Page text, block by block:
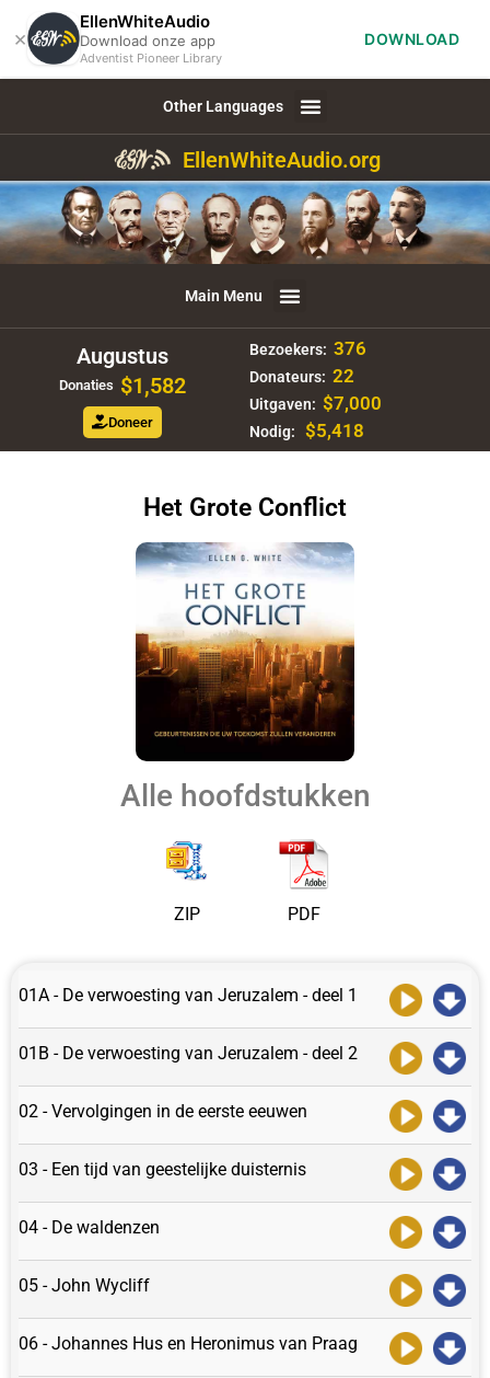
×
EllenWhiteAudio
Download onze app
Adventist Pioneer Library
DOWNLOAD
Other Languages
EllenWhiteAudio.org
Main Menu
Augustus
Donaties $1,582
Doneer
Bezoekers: 376
Donateurs: 22
Uitgaven: $7,000
Nodig: $5,418
Het Grote Conflict
Alle hoofdstukken
ZIP PDF
01A - De verwoesting van Jeruzalem - deel 1
01B - De verwoesting van Jeruzalem - deel 2
02 - Vervolgingen in de eerste eeuwen
03 - Een tijd van geestelijke duisternis
04 - De waldenzen
05 - John Wycliff
06 - Johannes Hus en Heronimus van Praag